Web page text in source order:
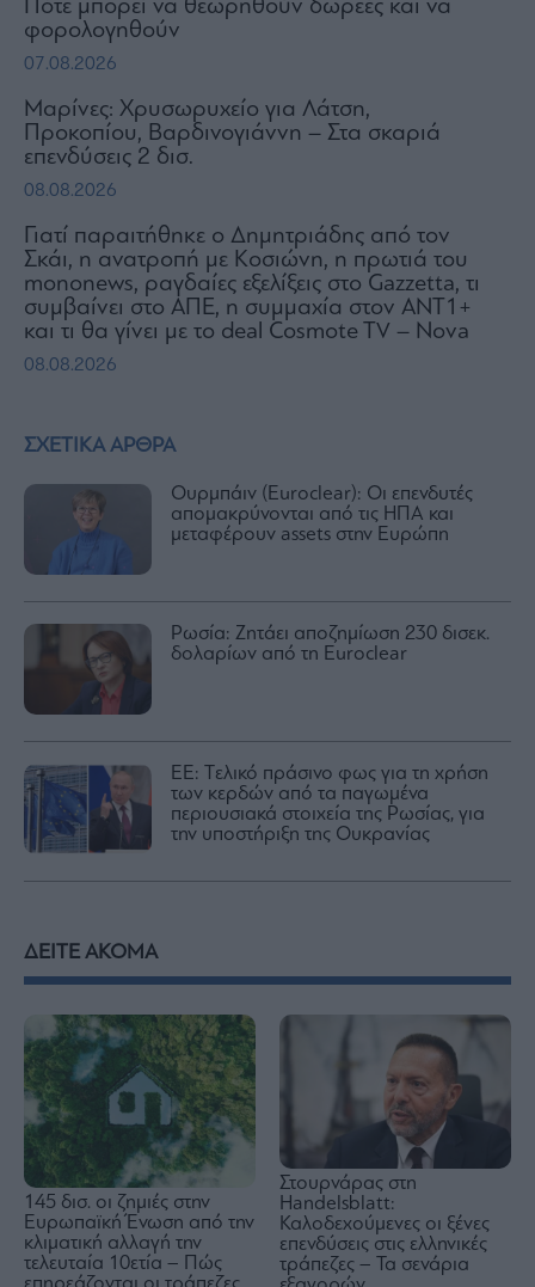
ΣΧΕΤΙΚΑ ΑΡΘΡΑ
Ουρμπάιν (Euroclear): Οι επενδυτές
απομακρύνονται από τις ΗΠΑ και
μεταφέρουν assets στην Ευρώπη
Ρωσία: Ζητάει αποζημίωση 230 δισεκ.
δολαρίων από τη Euroclear
ΕΕ: Tελικό πράσινο φως για τη χρήση
των κερδών από τα παγωμένα
περιουσιακά στοιχεία της Ρωσίας, για
την υποστήριξη της Ουκρανίας
Πότε μπορεί να θεωρηθούν δωρεές και να
φορολογηθούν
07.08.2026
Μαρίνες: Χρυσωρυχείο για Λάτση,
Προκοπίου, Βαρδινογιάννη – Στα σκαριά
επενδύσεις 2 δισ.
08.08.2026
Γιατί παραιτήθηκε ο Δημητριάδης από τον
Σκάι, η ανατροπή με Κοσιώνη, η πρωτιά του
mononews, ραγδαίες εξελίξεις στο Gazzetta, τι
συμβαίνει στο ΑΠΕ, η συμμαχία στον ΑΝΤ1+
και τι θα γίνει με το deal Cosmote TV – Nova
08.08.2026
ΔΕΙΤΕ ΑΚΟΜΑ
145 δισ. οι ζημιές στην
Ευρωπαϊκή Ένωση από την
κλιματική αλλαγή την
τελευταία 10ετία – Πώς
Στουρνάρας στη
Handelsblatt:
Καλοδεχούμενες οι ξένες
επενδύσεις στις ελληνικές
τράπεζες – Τα σενάρια